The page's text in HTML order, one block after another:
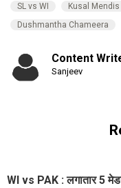
SL vs WI Kusal Mendis
Dushmantha Chameera
Content
Sanjeev
WI vs PAK : लगातार 5